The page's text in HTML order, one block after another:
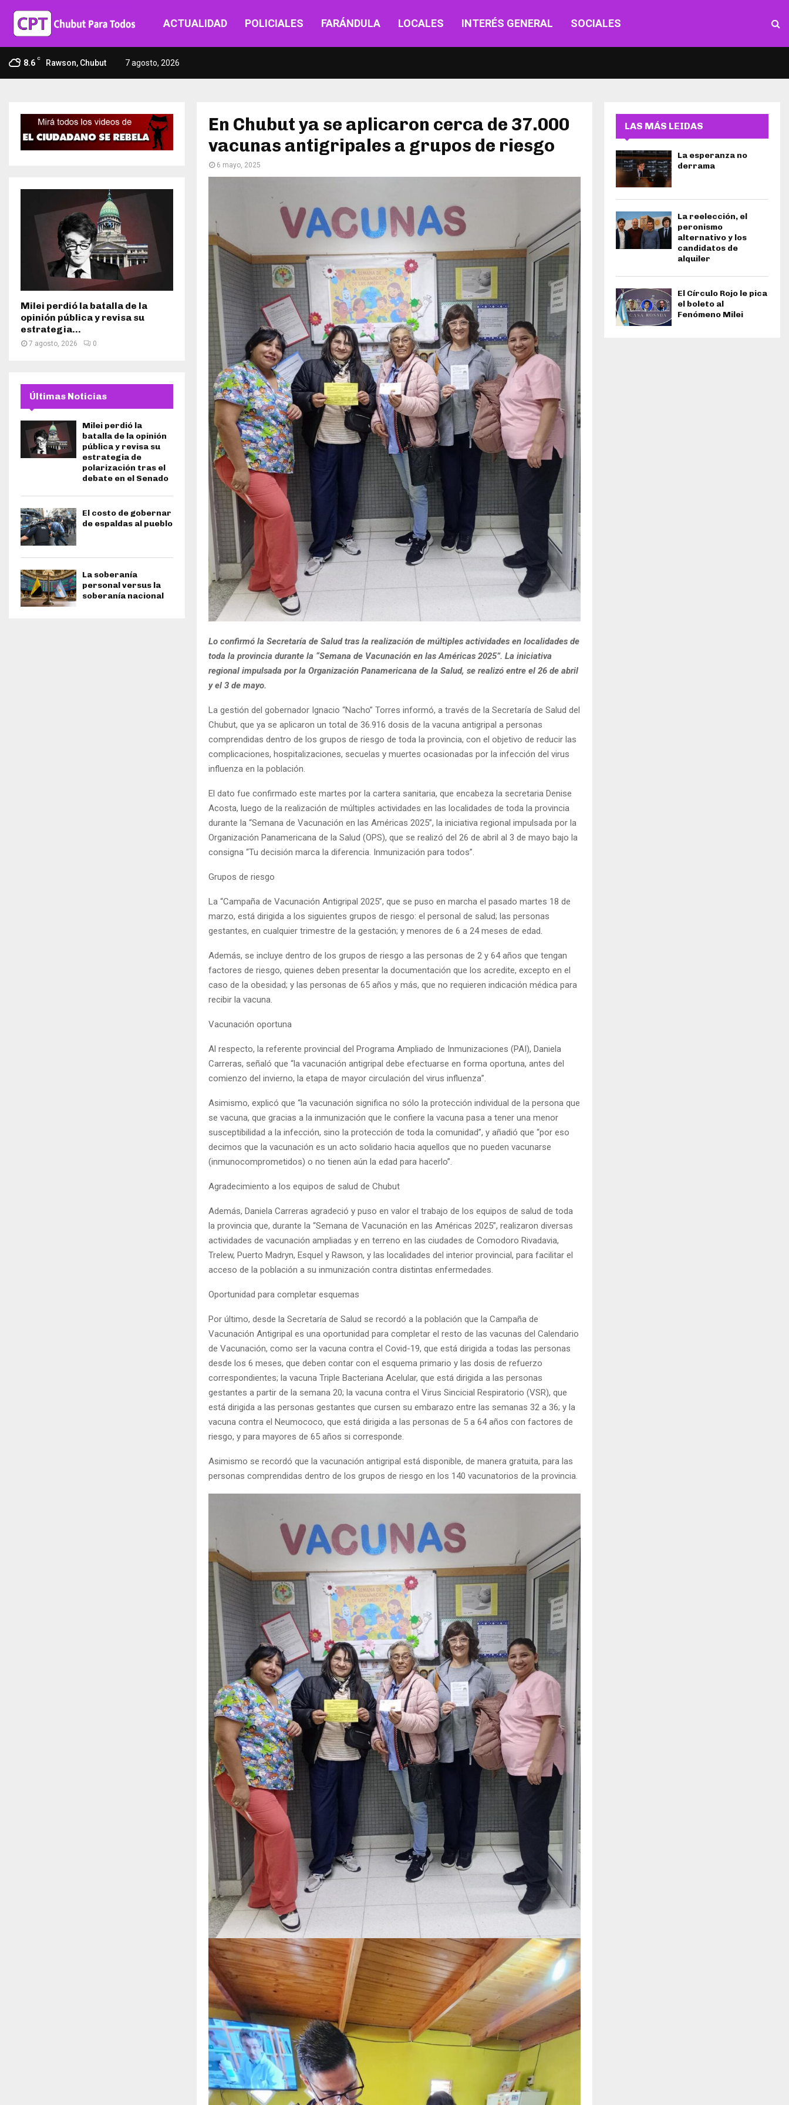
ACTUALIDAD POLICIALES FARÁNDULA LOCALES INTERÉS GENERAL SOCIALES
8.6 C Rawson, Chubut 7 agosto, 2026
En Chubut ya se aplicaron cerca de 37.000
vacunas antigripales a grupos de riesgo
6 mayo, 2025
Lo confirmó la Secretaría de Salud tras la realización de múltiples actividades en localidades de
toda la provincia durante la “Semana de Vacunación en las Américas 2025”. La iniciativa
regional impulsada por la Organización Panamericana de la Salud, se realizó entre el 26 de abril
y el 3 de mayo.
La gestión del gobernador Ignacio “Nacho” Torres informó, a través de la Secretaría de Salud del
Chubut, que ya se aplicaron un total de 36.916 dosis de la vacuna antigripal a personas
comprendidas dentro de los grupos de riesgo de toda la provincia, con el objetivo de reducir las
complicaciones, hospitalizaciones, secuelas y muertes ocasionadas por la infección del virus
influenza en la población.
El dato fue confirmado este martes por la cartera sanitaria, que encabeza la secretaria Denise
Acosta, luego de la realización de múltiples actividades en las localidades de toda la provincia
durante la “Semana de Vacunación en las Américas 2025”, la iniciativa regional impulsada por la
Organización Panamericana de la Salud (OPS), que se realizó del 26 de abril al 3 de mayo bajo la
consigna “Tu decisión marca la diferencia. Inmunización para todos”.
Grupos de riesgo
La “Campaña de Vacunación Antigripal 2025”, que se puso en marcha el pasado martes 18 de
marzo, está dirigida a los siguientes grupos de riesgo: el personal de salud; las personas
gestantes, en cualquier trimestre de la gestación; y menores de 6 a 24 meses de edad.
Además, se incluye dentro de los grupos de riesgo a las personas de 2 y 64 años que tengan
factores de riesgo, quienes deben presentar la documentación que los acredite, excepto en el
caso de la obesidad; y las personas de 65 años y más, que no requieren indicación médica para
recibir la vacuna.
Vacunación oportuna
Al respecto, la referente provincial del Programa Ampliado de Inmunizaciones (PAI), Daniela
Carreras, señaló que “la vacunación antigripal debe efectuarse en forma oportuna, antes del
comienzo del invierno, la etapa de mayor circulación del virus influenza”.
Asimismo, explicó que “la vacunación significa no sólo la protección individual de la persona que
se vacuna, que gracias a la inmunización que le confiere la vacuna pasa a tener una menor
susceptibilidad a la infección, sino la protección de toda la comunidad”, y añadió que “por eso
decimos que la vacunación es un acto solidario hacia aquellos que no pueden vacunarse
(inmunocomprometidos) o no tienen aún la edad para hacerlo”.
Agradecimiento a los equipos de salud de Chubut
Además, Daniela Carreras agradeció y puso en valor el trabajo de los equipos de salud de toda
la provincia que, durante la “Semana de Vacunación en las Américas 2025”, realizaron diversas
actividades de vacunación ampliadas y en terreno en las ciudades de Comodoro Rivadavia,
Trelew, Puerto Madryn, Esquel y Rawson, y las localidades del interior provincial, para facilitar el
acceso de la población a su inmunización contra distintas enfermedades.
Oportunidad para completar esquemas
Por último, desde la Secretaría de Salud se recordó a la población que la Campaña de
Vacunación Antigripal es una oportunidad para completar el resto de las vacunas del Calendario
de Vacunación, como ser la vacuna contra el Covid-19, que está dirigida a todas las personas
desde los 6 meses, que deben contar con el esquema primario y las dosis de refuerzo
correspondientes; la vacuna Triple Bacteriana Acelular, que está dirigida a las personas
gestantes a partir de la semana 20; la vacuna contra el Virus Sincicial Respiratorio (VSR), que
está dirigida a las personas gestantes que cursen su embarazo entre las semanas 32 a 36; y la
vacuna contra el Neumococo, que está dirigida a las personas de 5 a 64 años con factores de
riesgo, y para mayores de 65 años si corresponde.
Asimismo se recordó que la vacunación antigripal está disponible, de manera gratuita, para las
personas comprendidas dentro de los grupos de riesgo en los 140 vacunatorios de la provincia.
Milei perdió la batalla de la
opinión pública y revisa su
estrategia...
7 agosto, 2026 0
Últimas Noticias
Milei perdió la
batalla de la opinión
pública y revisa su
estrategia de
polarización tras el
debate en el Senado
El costo de gobernar
de espaldas al pueblo
La soberanía
personal versus la
soberanía nacional
LAS MÁS LEIDAS
La esperanza no
derrama
La reelección, el
peronismo
alternativo y los
candidatos de
alquiler
El Círculo Rojo le pica
el boleto al
Fenómeno Milei